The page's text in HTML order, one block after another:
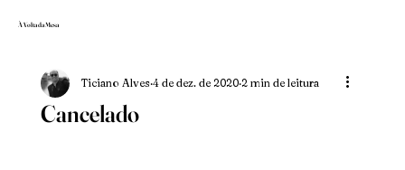
À Volta da Mesa
Cancelado
Ticiano Alves 4 de dez. de 2020 2 min de leitura